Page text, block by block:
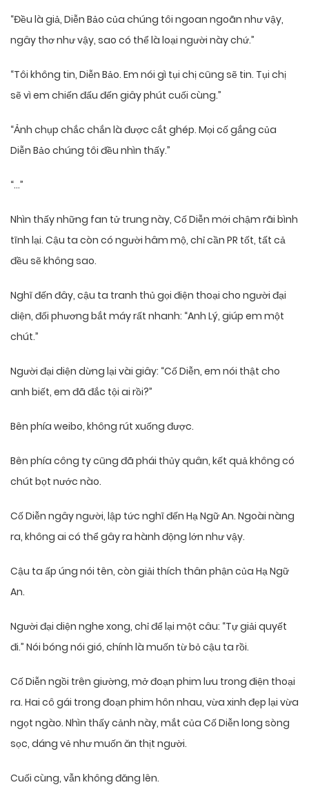
“Đều là giả, Diễn Bảo của chúng tôi ngoan ngoãn như vậy,
ngây thơ như vậy, sao có thể là loại người này chứ.”
“Tôi không tin, Diễn Bảo. Em nói gì tụi chị cũng sẽ tin. Tụi chị
sẽ vì em chiến đấu đến giây phút cuối cùng.”
“Ảnh chụp chắc chắn là được cắt ghép. Mọi cố gắng của
Diễn Bảo chúng tôi đều nhìn thấy.”
“…”
Nhìn thấy những fan tử trung này, Cố Diễn mới chậm rãi bình
tĩnh lại. Cậu ta còn có người hâm mộ, chỉ cần PR tốt, tất cả
đều sẽ không sao.
Nghĩ đến đây, cậu ta tranh thủ gọi điện thoại cho người đại
diện, đối phương bắt máy rất nhanh: “Anh Lý, giúp em một
chút.”
Người đại diện dừng lại vài giây: “Cố Diễn, em nói thật cho
anh biết, em đã đắc tội ai rồi?”
Bên phía weibo, không rút xuống được.
Bên phía công ty cũng đã phái thủy quân, kết quả không có
chút bọt nước nào.
Cố Diễn ngây người, lập tức nghĩ đến Hạ Ngữ An. Ngoài nàng
ra, không ai có thể gây ra hành động lớn như vậy.
Cậu ta ấp úng nói tên, còn giải thích thân phận của Hạ Ngữ
An.
Người đại diện nghe xong, chỉ để lại một câu: “Tự giải quyết
đi.” Nói bóng nói gió, chính là muốn từ bỏ cậu ta rồi.
Cố Diễn ngồi trên giường, mở đoạn phim lưu trong điện thoại
ra. Hai cô gái trong đoạn phim hôn nhau, vừa xinh đẹp lại vừa
ngọt ngào. Nhìn thấy cảnh này, mắt của Cố Diễn long sòng
sọc, dáng vẻ như muốn ăn thịt người.
Cuối cùng, vẫn không đăng lên.